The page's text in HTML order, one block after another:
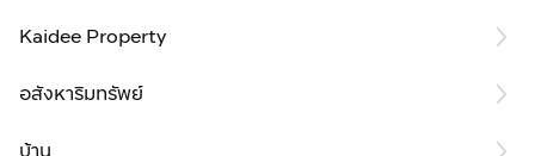
Kaidee Property
อสังหาริมทรัพย์
บ้าน